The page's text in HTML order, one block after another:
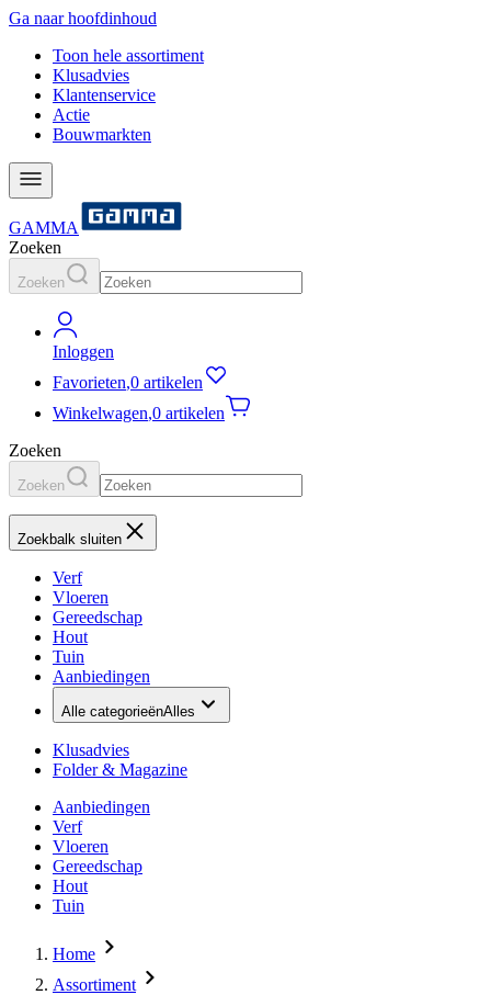
Ga naar hoofdinhoud
Toon hele assortiment
Klusadvies
Klantenservice
Actie
Bouwmarkten
GAMMA
Zoeken
Zoeken
Inloggen
Favorieten,0 artikelen
Winkelwagen,0 artikelen
Zoeken
Zoeken
Zoekbalk sluiten
Verf
Vloeren
Gereedschap
Hout
Tuin
Aanbiedingen
Alle categorieënAlles
Klusadvies
Folder & Magazine
Aanbiedingen
Verf
Vloeren
Gereedschap
Hout
Tuin
Home
Assortiment